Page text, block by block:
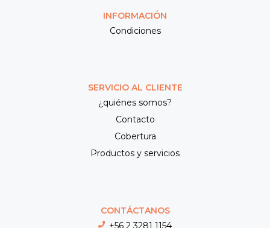
INFORMACIÓN
Condiciones
SERVICIO AL CLIENTE
¿quiénes somos?
Contacto
Cobertura
Productos y servicios
CONTÁCTANOS
+56 2 3281 1154